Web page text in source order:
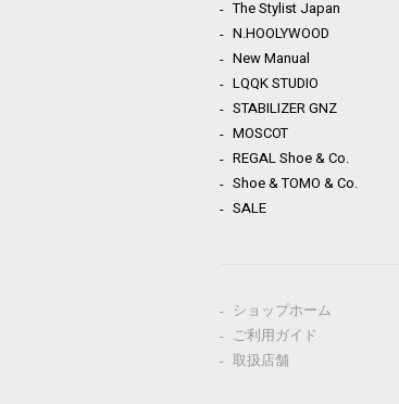
The Stylist Japan
N.HOOLYWOOD
New Manual
LQQK STUDIO
STABILIZER GNZ
MOSCOT
REGAL Shoe & Co.
Shoe & TOMO & Co.
SALE
ショップホーム
ご利用ガイド
取扱店舗